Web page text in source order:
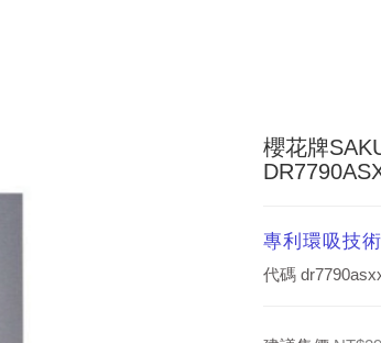
櫻花牌
專利環吸技
代碼